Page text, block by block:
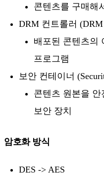
콘텐츠를 구매해
DRM 컨트롤러
배포된 콘텐츠의
프로그램
보안 컨테이너
콘텐츠 원본을
보안 장치
암호화 방식
DES -> AES